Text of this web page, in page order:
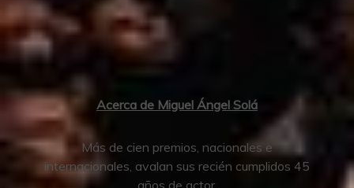
Acerca de Miguel Ángel Solá
Más de cien premios, nacionales e
internacionales, avalan sus recién cumplidos 45